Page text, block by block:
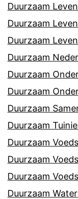
Duurzaam
Duurzaam
Duurzaam
Duurzaam
Duurzaam
Duurzaam
Duurzaam
Duurzaam
Duurzaam
Duurzaam
Duurzaam
Duurzaam